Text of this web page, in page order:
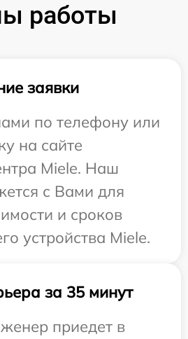
работы
заявки
по телефону или
на сайте
Miele. Наш
с Вами для
и сроков
устройства Miele.
за 35 минут
приедет в